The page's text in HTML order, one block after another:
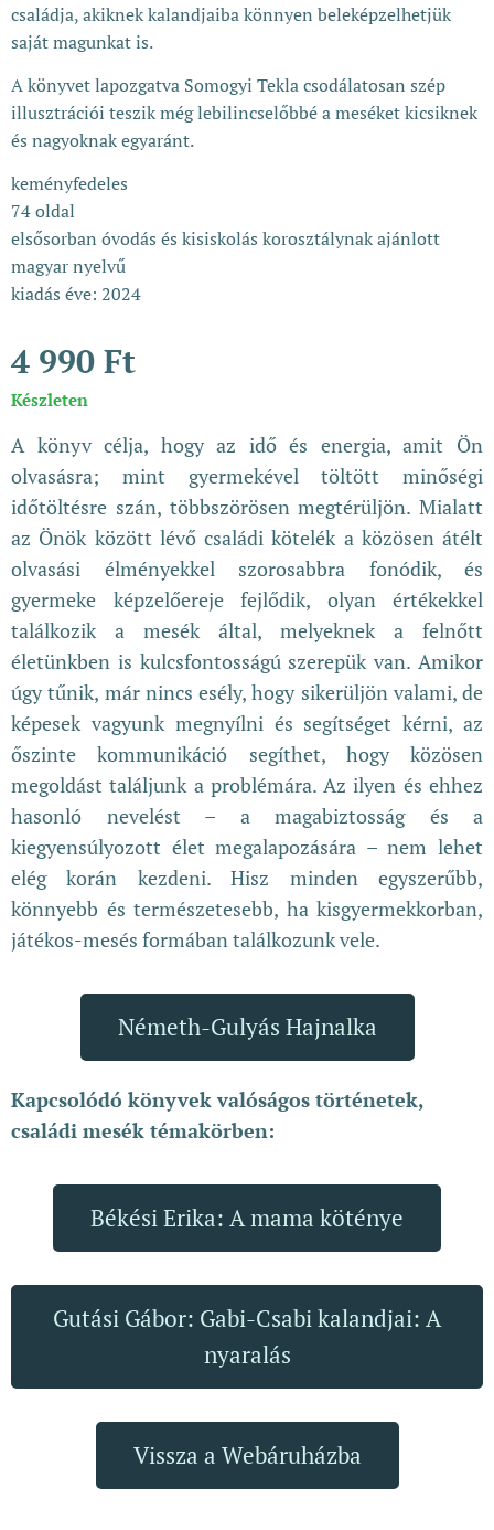
családja, akiknek kalandjaiba könnyen beleképzelhetjük
saját magunkat is.
A könyvet lapozgatva Somogyi Tekla csodálatosan szép
illusztrációi teszik még lebilincselőbbé a meséket kicsiknek
és nagyoknak egyaránt.
keményfedeles
74 oldal
elsősorban óvodás és kisiskolás korosztálynak ajánlott
magyar nyelvű
kiadás éve: 2024
4 990 Ft
Készleten
A könyv célja, hogy az idő és energia, amit Ön
olvasásra; mint gyermekével töltött minőségi
időtöltésre szán, többszörösen megtérüljön. Mialatt
az Önök között lévő családi kötelék a közösen átélt
olvasási élményekkel szorosabbra fonódik, és
gyermeke képzelőereje fejlődik, olyan értékekkel
találkozik a mesék által, melyeknek a felnőtt
életünkben is kulcsfontosságú szerepük van. Amikor
úgy tűnik, már nincs esély, hogy sikerüljön valami, de
képesek vagyunk megnyílni és segítséget kérni, az
őszinte kommunikáció segíthet, hogy közösen
megoldást találjunk a problémára. Az ilyen és ehhez
hasonló nevelést – a magabiztosság és a
kiegyensúlyozott élet megalapozására – nem lehet
elég korán kezdeni. Hisz minden egyszerűbb,
könnyebb és természetesebb, ha kisgyermekkorban,
játékos-mesés formában találkozunk vele.
Németh-Gulyás Hajnalka
Kapcsolódó könyvek valóságos történetek,
családi mesék témakörben:
Békési Erika: A mama köténye
Gutási Gábor: Gabi-Csabi kalandjai: A
nyaralás
Vissza a Webáruházba